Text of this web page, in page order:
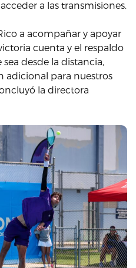
a las transmisiones.
a acompañar y apoyar
cuenta y el respaldo
desde la distancia,
adicional para nuestros
la directora